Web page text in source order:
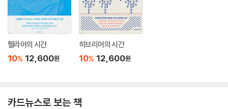
헬라어의 시간
10% 12,600원
히브리어의 시간
10% 12,600원
카드뉴스로 보는 책